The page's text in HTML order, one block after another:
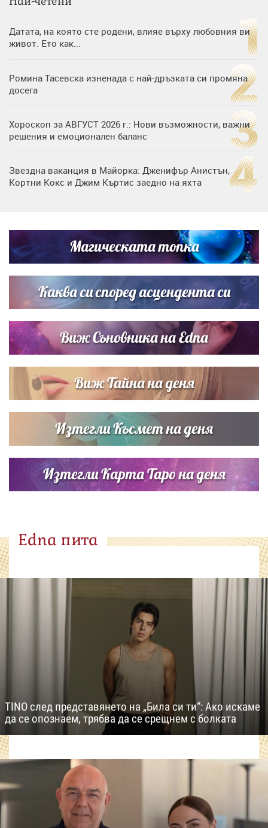
Датата, на която сте родени, влияе върху любовния ви
живот. Ето как...
Ромина Тасевска изненада с най-дръзката си промяна
досега
Хороскоп за АВГУСТ 2026 г.: Нови възможности, важни
решения и емоционален баланс
Звездна ваканция в Майорка: Дженифър Анистън,
Кортни Кокс и Джим Къртис заедно на яхта
Братя Аргирови я изненадаха с песен
Списъкът е ясен: Джей Ло и Риана във ВИП гостите на
сватбата на Роналдо
Магическата топка
Каква си според асцендента си
Виж Съновника на Edna
Виж Тайна на деня
Изтегли Късмет на деня
Изтегли Карта Таро на деня
Edna пита
TINO след представянето на „Била си ти“: Ако искаме
да се опознаем, трябва да се срещнем с болката